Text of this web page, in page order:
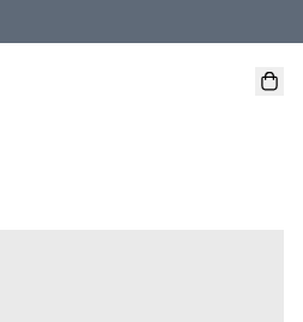
（適用於 本地送貨、本地取貨 )